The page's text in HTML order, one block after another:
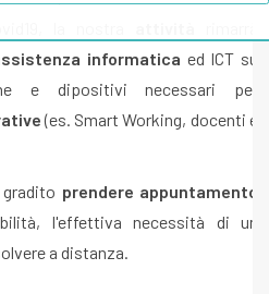
informatica ed ICT su
e dipositivi necessari per
(es. Smart Working, docenti e
prendere appuntamento
l'effettiva necessità di un
a distanza.